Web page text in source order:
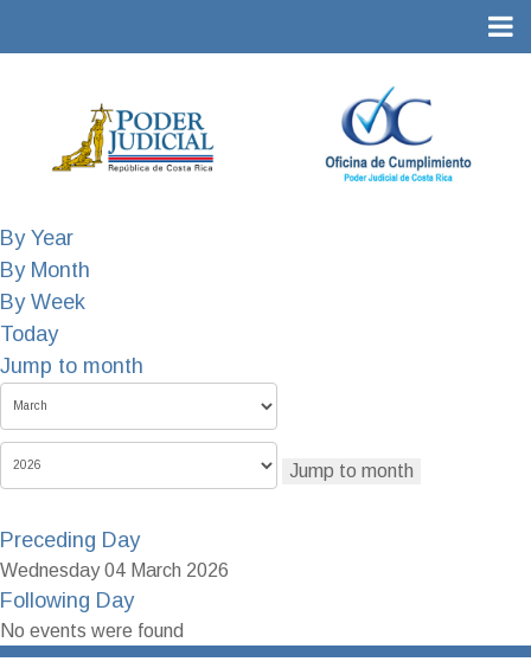
By Year
By Month
By Week
Today
Jump to month
Jump to month
Preceding Day
Wednesday 04 March 2026
Following Day
No events were found